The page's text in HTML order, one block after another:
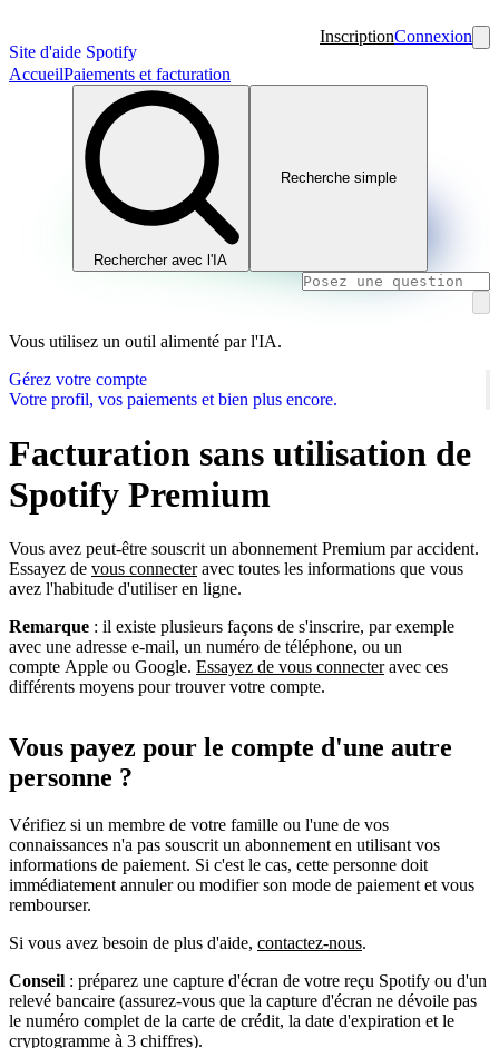
Site d'aide Spotify
InscriptionConnexion
AccueilPaiements et facturation
Rechercher avec l'IA
Recherche simple
Vous utilisez un outil alimenté par l'IA.
Gérez votre compte
Votre profil, vos paiements et bien plus encore.
Facturation sans utilisation de
Spotify Premium
Vous avez peut-être souscrit un abonnement Premium par accident.
Essayez de vous connecteravec toutes les informations que vous
avez l'habitude d'utiliser en ligne.
Remarque : il existe plusieurs façons de s'inscrire, par exemple
avec une adresse e-mail, un numéro de téléphone, ou un
compte Apple ou Google. Essayez de vous connecteravec ces
différents moyens pour trouver votre compte.
Vous payez pour le compte d'une autre
personne ?
Vérifiez si un membre de votre famille ou l'une de vos
connaissances n'a pas souscrit un abonnement en utilisant vos
informations de paiement. Si c'est le cas, cette personne doit
immédiatement annuler ou modifier son mode de paiement et vous
rembourser.
Si vous avez besoin de plus d'aide, contactez-nous.
Conseil : préparez une capture d'écran de votre reçu Spotify ou d'un
relevé bancaire (assurez-vous que la capture d'écran ne dévoile pas
le numéro complet de la carte de crédit, la date d'expiration et le
cryptogramme à 3 chiffres).